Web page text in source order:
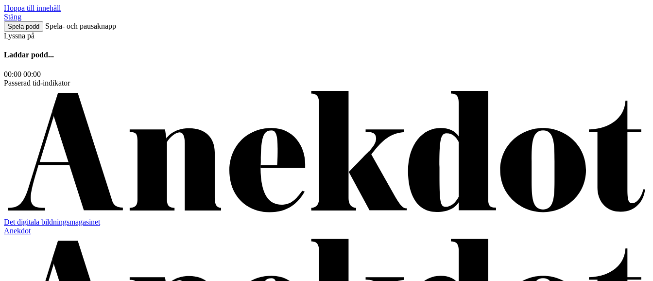
Hoppa till innehåll
Stäng
Spela podd
Spela- och pausaknapp
Lyssna på
Laddar podd...
00:00 00:00
Passerad tid-indikator
Det digitala bildningsmagasinet
Anekdot